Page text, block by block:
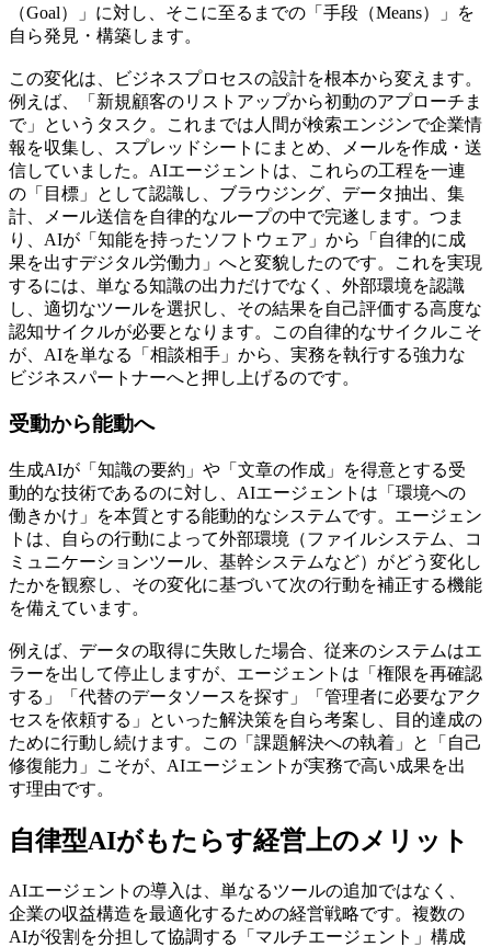
（Goal）」に対し、そこに至るまでの「手段（Means）」を
自ら発見・構築します。
この変化は、ビジネスプロセスの設計を根本から変えます。
例えば、「新規顧客のリストアップから初動のアプローチま
で」というタスク。これまでは人間が検索エンジンで企業情
報を収集し、スプレッドシートにまとめ、メールを作成・送
信していました。AIエージェントは、これらの工程を一連
の「目標」として認識し、ブラウジング、データ抽出、集
計、メール送信を自律的なループの中で完遂します。つま
り、 AIが「知能を持ったソフトウェア」から「自律的に成
果を出すデジタル労働力」へと変貌したのです。これを実現
するには、単なる知識の出力だけでなく、外部環境を認識
し、適切なツールを選択し、その結果を自己評価する高度な
認知サイクルが必要となります。この自律的なサイクルこそ
が、AIを単なる「相談相手」から、実務を執行する強力な
ビジネスパートナーへと押し上げるのです。
受動から能動へ
生成AIが「知識の要約」や「文章の作成」を得意とする受
動的な技術であるのに対し、AIエージェントは「環境への
働きかけ」を本質とする能動的なシステムです。エージェン
トは、自らの行動によって外部環境（ファイルシステム、コ
ミュニケーションツール、基幹システムなど）がどう変化し
たかを観察し、その変化に基づいて次の行動を補正する機能
を備えています。
例えば、データの取得に失敗した場合、従来のシステムはエ
ラーを出して停止しますが、エージェントは「権限を再確認
する」「代替のデータソースを探す」「管理者に必要なアク
セスを依頼する」といった解決策を自ら考案し、目的達成の
ために行動し続けます。この「課題解決への執着」と「自己
修復能力」こそが、AIエージェントが実務で高い成果を出
す理由です。
自律型AIがもたらす経営上のメリット
AIエージェントの導入は、単なるツールの追加ではなく、
企業の収益構造を最適化するための経営戦略です。複数の
AIが役割を分担して協調する「マルチエージェント」構成